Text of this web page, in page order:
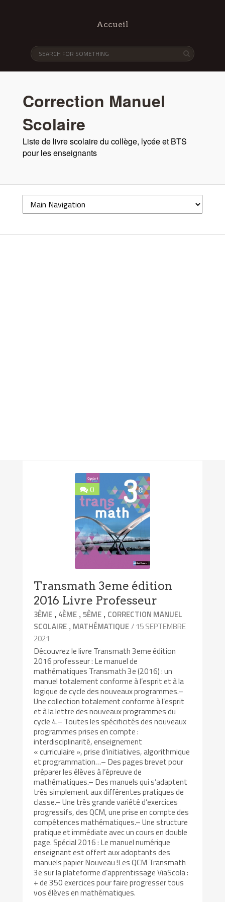
Accueil
Correction Manuel
Scolaire
Liste de livre scolaire du collège, lycée et BTS
pour les enseignants
0
Transmath 3eme édition
2016 Livre Professeur
3ÈME , 4ÈME ,5ÈME , CORRECTION MANUEL
SCOLAIRE , MATHÉMATIQUE/ 15 SEPTEMBRE
2021
Découvrez le livre Transmath 3eme édition
2016 professeur : Le manuel de
mathématiques Transmath 3e (2016) : un
manuel totalement conforme à l’esprit et à la
logique de cycle des nouveaux programmes.–
Une collection totalement conforme à l’esprit
et à la lettre des nouveaux programmes du
cycle 4.– Toutes les spécificités des nouveaux
programmes prises en compte :
interdisciplinarité, enseignement
« curriculaire », prise d’initiatives, algorithmique
et programmation…– Des pages brevet pour
préparer les élèves à l’épreuve de
mathématiques.– Des manuels qui s’adaptent
très simplement aux différentes pratiques de
classe.– Une très grande variété d’exercices
progressifs, des QCM, une prise en compte des
compétences mathématiques.– Une structure
pratique et immédiate avec un cours en double
page. Spécial 2016 : Le manuel numérique
enseignant est offert aux adoptants des
manuels papier Nouveau !Les QCM Transmath
3e sur la plateforme d’apprentissage ViaScola :
+ de 350 exercices pour faire progresser tous
vos élèves en mathématiques.